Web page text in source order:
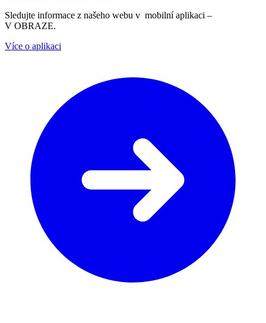
Sledujte informace z našeho webu v mobilní aplikaci –
V OBRAZE.
Více o aplikaci